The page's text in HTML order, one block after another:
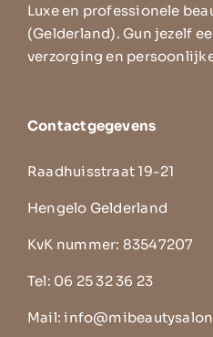
Luxe en professionele
(Gelderland). Gun jezelf
verzorging en
Contactgegevens
Raadhuisstraat 19-21
Hengelo Gelderland
KvK nummer: 83547207
Tel: 06 25 32 36 23
Mail: